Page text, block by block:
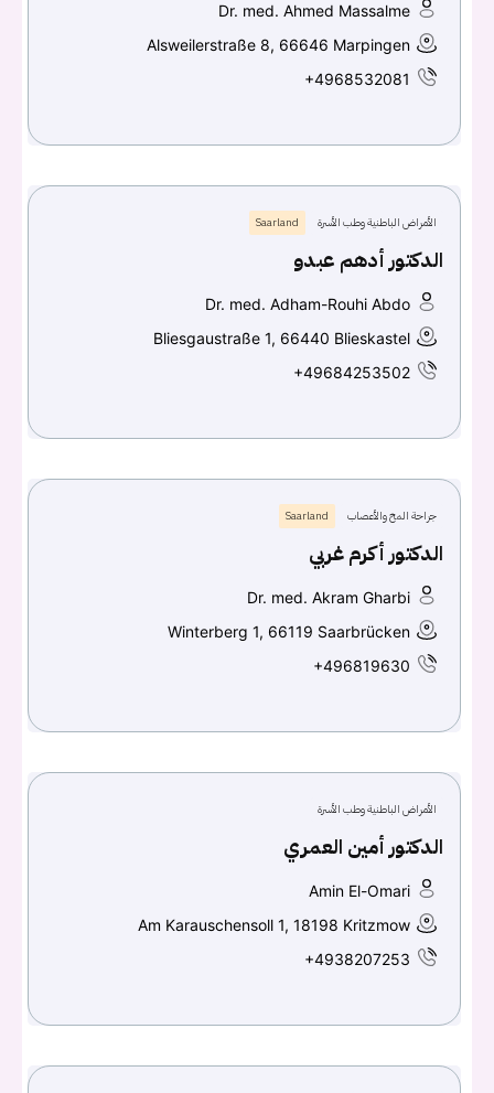
Dr. med. Ahmed Massalme
Alsweilerstraße 8, 66646 Marpingen
+4968532081
الأمراض الباطنية وطب الأسرة Saarland
الدكتور أدهم عبدو
Dr. med. Adham-Rouhi Abdo
Bliesgaustraße 1, 66440 Blieskastel
+49684253502
جراحة المخ والأعصاب Saarland
الدكتور أكرم غربي
Dr. med. Akram Gharbi
Winterberg 1, 66119 Saarbrücken
+496819630
الأمراض الباطنية وطب الأسرة
الدكتور أمين العمري
Amin El-Omari
Am Karauschensoll 1, 18198 Kritzmow
+4938207253